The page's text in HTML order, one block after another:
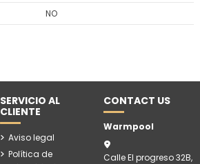
NO
SERVICIO AL
CLIENTE
Aviso legal
Política de
CONTACT US
Warmpool
Calle El progreso 32B,